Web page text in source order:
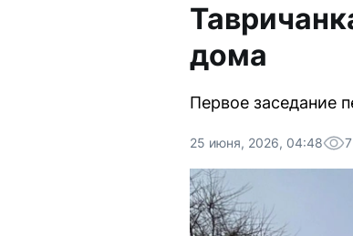
дома
Первое заседание
25 июня, 2026, 04:48 7